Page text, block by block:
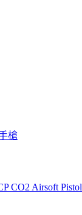
槍
CO2 Airsoft Pistol